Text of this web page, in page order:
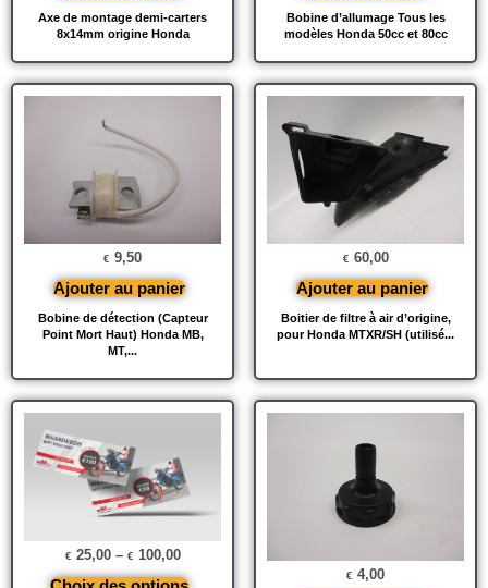
Axe de montage demi-carters
8x14mm origine Honda
Bobine d’allumage Tous les
modèles Honda 50cc et 80cc
Bobine de détection (Capteur
Point Mort Haut) Honda MB,
MT,...
€ 9,50
Ajouter au panier
Boitier de filtre à air d’origine,
pour Honda MTXR/SH (utilisé...
€ 60,00
Ajouter au panier
€ 25,00– € 100,00
€ 4,00